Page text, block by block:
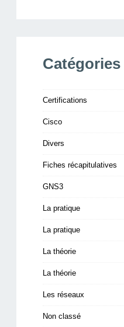
Catégories
Certifications
Cisco
Divers
Fiches récapitulatives
GNS3
La pratique
La pratique
La théorie
La théorie
Les réseaux
Non classé